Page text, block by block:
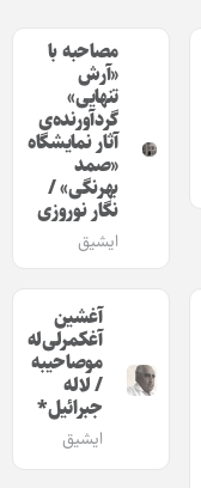
مصاحبه با
«آرش
تنهایی»
گردآورنده‌ی
آثار نمایشگاه
«صمد
بهرنگی» /
نگار نوروزی
ایشیق
آغشین
آغکمرلی‌له
موصاحیبه
/ لاله
جبرائیل*
ایشیق